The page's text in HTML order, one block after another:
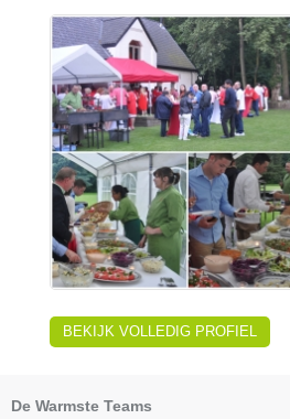
BEKIJK VOLLEDIG PROFIEL
De Warmste Teams